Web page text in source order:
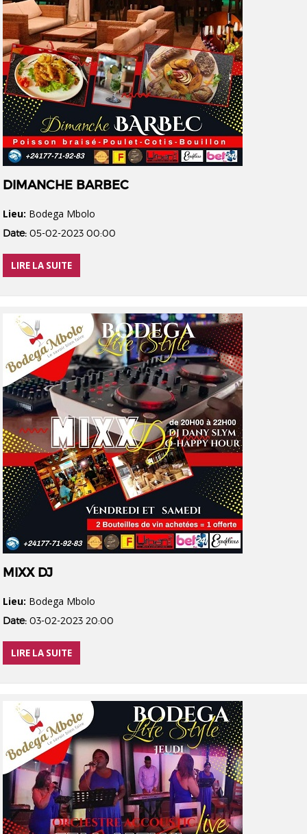
DIMANCHE BARBEC
Lieu: Bodega Mbolo
Date: 05-02-2023 00:00
LIRE LA SUITE
MIXX DJ
Lieu: Bodega Mbolo
Date: 03-02-2023 20:00
LIRE LA SUITE